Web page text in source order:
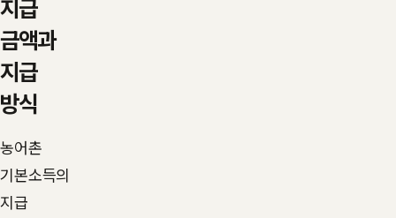
지급
금액과
지급
방식
농어촌
기본소득의
지급